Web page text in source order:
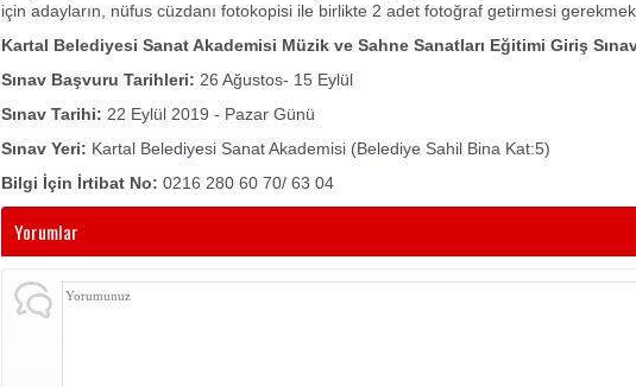
için adayların, nüfus cüzdanı fotokopisi ile birlikte 2 adet fotoğraf getirmesi
Kartal Belediyesi Sanat Akademisi Müzik ve Sahne Sanatları Eğitimi Giriş
Sınav Başvuru Tarihleri: 26 Ağustos- 15 Eylül
Sınav Tarihi: 22 Eylül 2019 - Pazar Günü
Sınav Yeri: Kartal Belediyesi Sanat Akademisi (Belediye Sahil Bina Kat:5)
Bilgi İçin İrtibat No: 0216 280 60 70/ 63 04
Yorumlar